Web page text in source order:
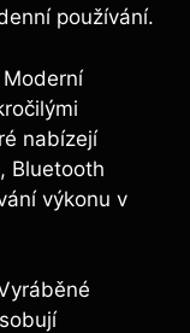
používání.
Moderní
nabízejí
Bluetooth
výkonu v